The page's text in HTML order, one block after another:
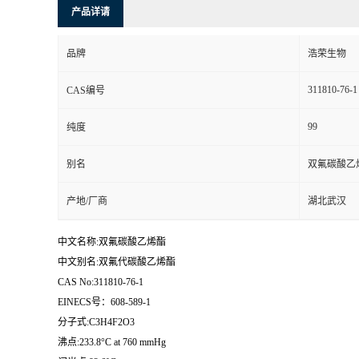
产品详请
品牌 浩荣生物
CAS编号 311810-76-1
纯度 99
别名 双氟碳酸乙
产地/厂商 湖北武汉
中文名称:双氟碳酸乙烯酯
中文别名:双氟代碳酸乙烯酯
CAS No:311810-76-1
EINECS号：608-589-1
分子式:C3H4F2O3
沸点:233.8°C at 760 mmHg